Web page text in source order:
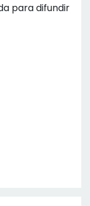
para difundir